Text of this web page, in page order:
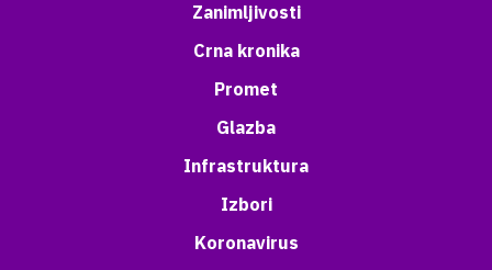
Zanimljivosti
Crna kronika
Promet
Glazba
Infrastruktura
Izbori
Koronavirus